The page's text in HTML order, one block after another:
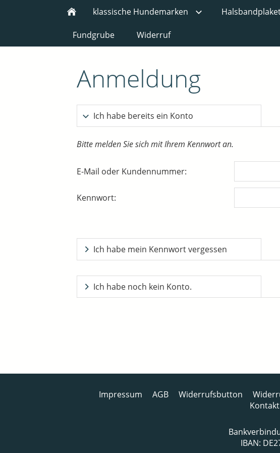
klassische Hundemarken
Fundgrube Widerruf
Anmeldung
Ich habe bereits ein Konto
Bitte melden Sie sich mit Ihrem Kennwort an.
E-Mail oder Kundennummer:
Kennwort:
Ich habe mein Kennwort vergessen
Ich habe noch kein Konto.
Impressum AGB Widerrufsbutton
Kontakt
IBAN: